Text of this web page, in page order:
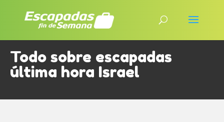
Todo sobre escapadas
última hora Israel